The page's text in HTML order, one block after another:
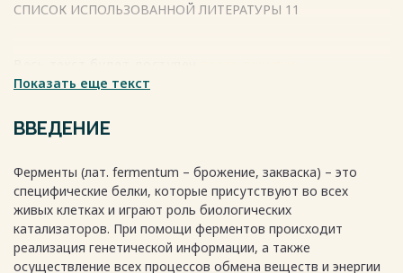
СПИСОК ИСПОЛЬЗОВАННОЙ ЛИТЕРАТУРЫ 11
Показать еще текст
ВВЕДЕНИЕ
Ферменты (лат. fеrmеntum – брожение, закваска) – это
специфические белки, которые присутствуют во всех
живых клетках и играют роль биологических
катализаторов. При помощи ферментов происходит
реализация генетической информации, а также
осуществление всех процессов обмена веществ и энергии